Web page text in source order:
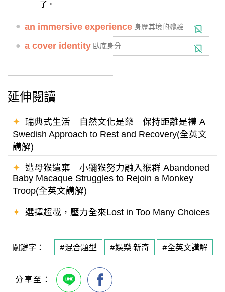
了。
● an immersive experience 身歷其境的體驗
● a cover identity 臥底身分
延伸閱讀
✦ 瑞典式生活 自然文化是藥 保持距離是禮 A
Swedish Approach to Rest and Recovery(全英文
講解)
✦ 遭母猴遺棄 小獼猴努力融入猴群 Abandoned
Baby Macaque Struggles to Rejoin a Monkey
Troop(全英文講解)
✦ 選擇超載，壓力全來Lost in Too Many Choices
關鍵字： #混合題型 #娛樂·新奇 #全英文講解